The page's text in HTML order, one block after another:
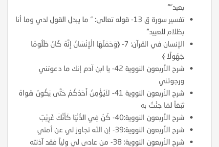
بعيد””
تفسير سورة ق 13- قوله تعالى: ” ما يبدل القول لدي وما أنا
بظلام للعبيد”
الإنسان في القرآن: 7- ﴿وَحَمَلَهَا الْإِنْسَانُ إِنَّهُ كَانَ ظَلُومًا
جَهُولًا ﴾
شرح الأربعون النووية 42- يا ابن آدم إنك ما دعوتني
ورجوتني
شرح الأربعون النووية 41- لاَيُؤْمِنُ أَحَدُكُمْ حَتَّى يَكُونَ هَواهُ
تَبَعَاً لِمَا جِئْتُ بِهِ
شرح الأربعون النووية:40- كُنْ فِي الدُّنْيَا كَأَنَّكَ غَرِيْبٌ
شرح الأربعون النووية:39- إن الله تجاوز لي عن أمتي
شرح الأربعون النووية: 38- من عادى لي ولياً فقد آذنته